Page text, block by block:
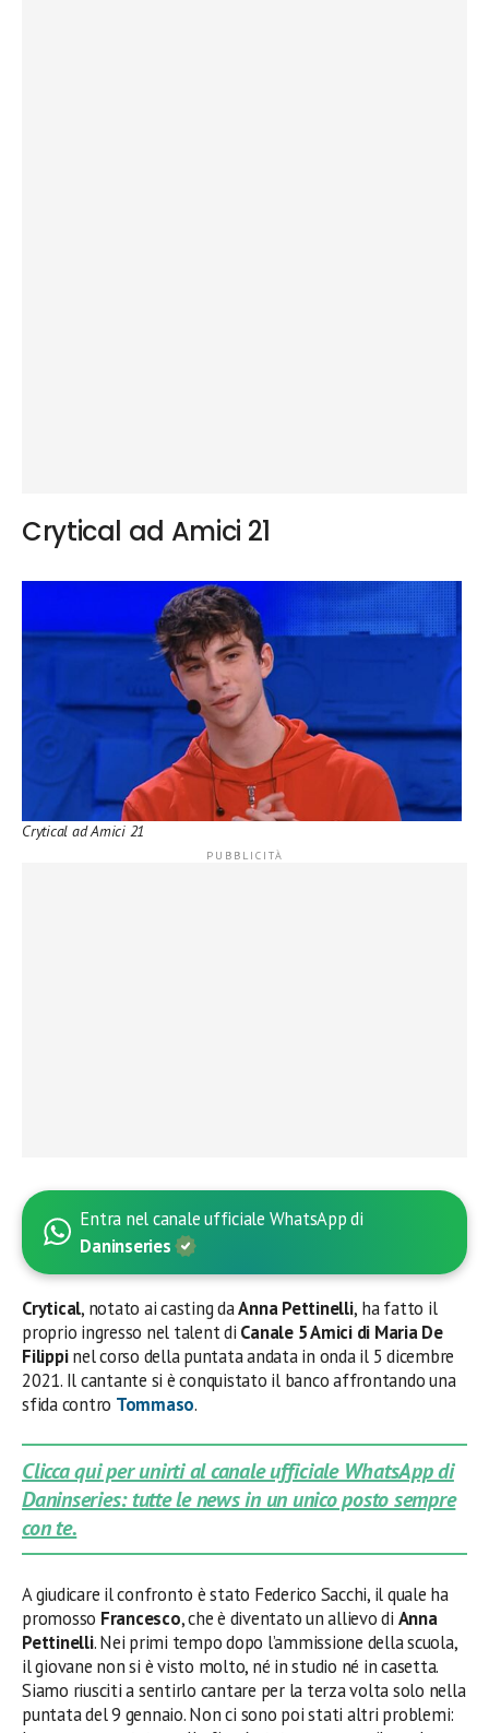
Crytical ad Amici 21
Crytical ad Amici 21
Entra nel canale ufficiale WhatsApp di
Daninseries
Crytical, notato ai casting daAnna Pettinelli, ha fatto il
proprio ingresso nel talent di Canale 5 Amici di Maria De
Filippinel corso della puntata andata in onda il 5 dicembre
2021. Il cantante si è conquistato il banco affrontando una
sfida contro Tommaso.
Clicca qui per unirti al canale ufficiale WhatsApp di
Daninseries: tutte le news in un unico posto sempre
con te.
A giudicare il confronto è stato Federico Sacchi, il quale ha
promosso Francesco, che è diventato un allievo di Anna
Pettinelli. Nei primi tempo dopo l’ammissione della scuola,
il giovane non si è visto molto, né in studio né in casetta.
Siamo riusciti a sentirlo cantare per la terza volta solo nella
puntata del 9 gennaio. Non ci sono poi stati altri problemi: